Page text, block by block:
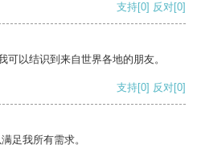
支持[0] 反对[0]
以结识到来自世界各地的朋友。
支持[0] 反对[0]
足我所有需求。